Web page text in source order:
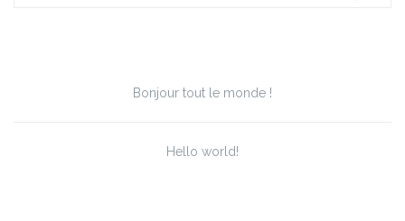
Bonjour tout le monde !
Hello world!